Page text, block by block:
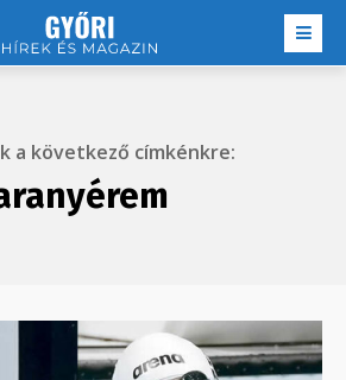
a következő címkénkre: